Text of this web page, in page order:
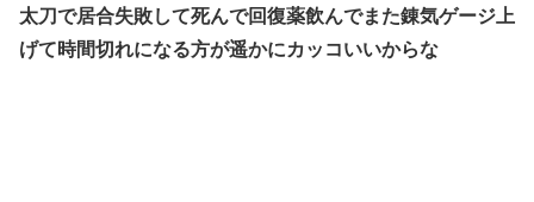
太刀で居合失敗して死んで回復薬飲んでまた錬気ゲージ上
げて時間切れになる方が遥かにカッコいいからな